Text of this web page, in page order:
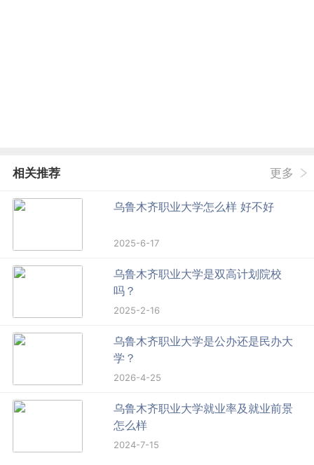
相关推荐 更多
乌鲁木齐职业大学怎么样 好不好
2025-6-17
乌鲁木齐职业大学是双高计划院校
吗？
2025-2-16
乌鲁木齐职业大学是公办还是民办大
学？
2026-4-25
乌鲁木齐职业大学就业率及就业前景
怎么样
2024-7-15